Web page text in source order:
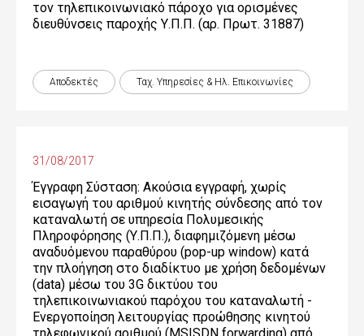
τον τηλεπικοινωνιακό πάροχο για ορισμένες
διευθύνσεις παροχής Υ.Π.Π. (αρ. Πρωτ. 31887)
Αποδεκτές Ταχ. Υπηρεσίες & Ηλ. Επικοινωνίες
31/08/2017
Έγγραφη Σύσταση: Ακούσια εγγραφή, χωρίς
εισαγωγή του αριθμού κινητής σύνδεσης από τον
καταναλωτή σε υπηρεσία Πολυμεσικής
Πληροφόρησης (Υ.Π.Π.), διαφημιζόμενη μέσω
αναδυόμενου παραθύρου (pop-up window) κατά
την πλοήγηση στο διαδίκτυο με χρήση δεδομένων
(data) μέσω του 3G δικτύου του
τηλεπικοινωνιακού παρόχου του καταναλωτή -
Ενεργοποίηση λειτουργίας προώθησης κινητού